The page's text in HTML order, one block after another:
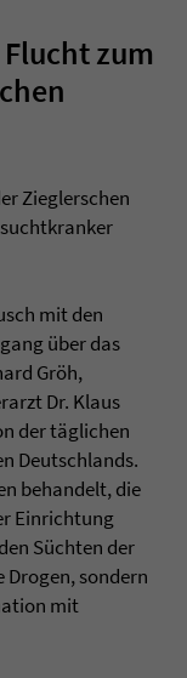
zum
Zieglerschen
mit den
über das
Gröh,
Dr. Klaus
der täglichen
Deutschlands.
behandelt, die
Einrichtung
Süchten der
sondern
mit